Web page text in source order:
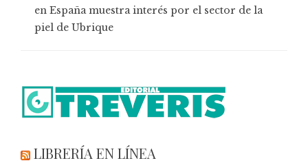
en España muestra interés por el sector de la
piel de Ubrique
LIBRERÍA EN LÍNEA